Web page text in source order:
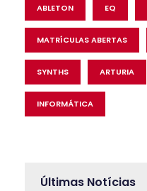
ABLETON EQ
MATRÍCULAS ABERTAS
SYNTHS ARTURIA
INFORMÁTICA
Últimas Notícias